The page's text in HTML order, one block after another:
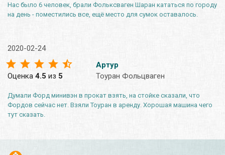
Нас было 6 человек, брали Фольксваген Шаран кататься по городу
на день - поместились все, ещё место для сумок оставалось.
2020-02-24
Оценка 4.5 из 5
Артур
Тоуран Фольцваген
Думали Форд минивэн в прокат взять, на стойке сказали, что
Фордов сейчас нет. Взяли Тоуран в аренду. Хорошая машина чего
тут сказать.